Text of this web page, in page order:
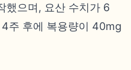
했으며, 요산 수치가 6
주 후에 복용량이 40mg